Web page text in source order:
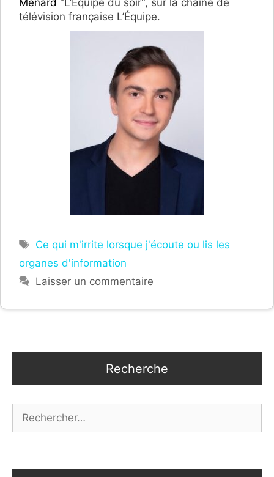
Ménard "L’Équipe du soir", sur la chaîne de
télévision française L’Équipe.
Étiquettes
Ce qui m'irrite lorsque j'écoute ou lis les
organes d'information
Laisser un commentaire
Recherche